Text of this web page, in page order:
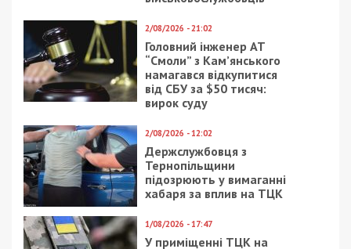
СУСПІЛЬСТВО
29/03/2020 - 22:11
Коронавирус в
Украине:
приближаемся к
полутысяче
24/05/2018 - 13:39
Руслан Мороз лишил
днепрян – наливайки